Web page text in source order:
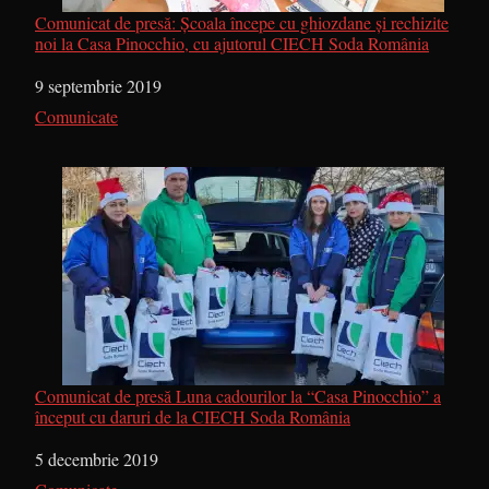
Comunicat de presă: Școala începe cu ghiozdane și rechizite
noi la Casa Pinocchio, cu ajutorul CIECH Soda România
Dată
9 septembrie 2019
În legătură cu
Comunicate
Comunicat de presă Luna cadourilor la “Casa Pinocchio” a
început cu daruri de la CIECH Soda România
Dată
5 decembrie 2019